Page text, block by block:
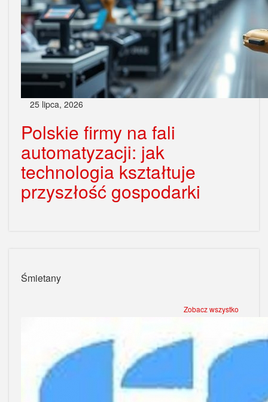
25 lipca, 2026
Polskie firmy na fali
automatyzacji: jak
technologia kształtuje
przyszłość gospodarki
Śmietany
Zobacz wszystko